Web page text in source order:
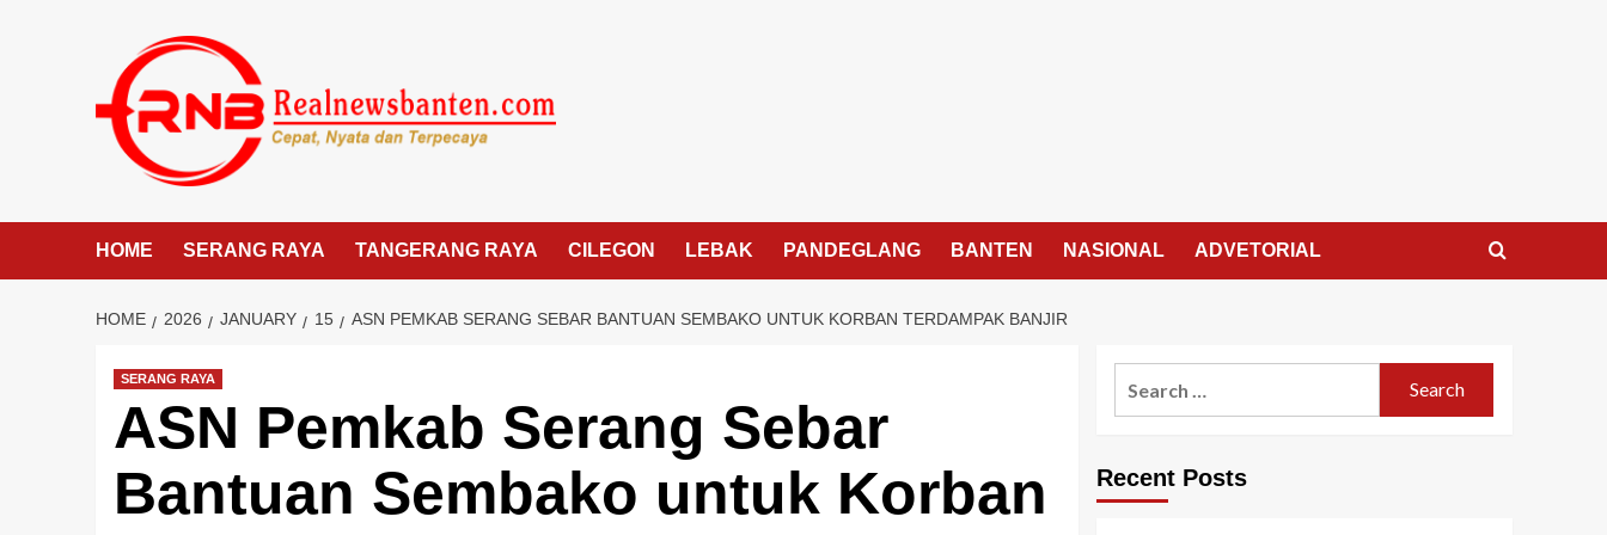
HOME SERANG RAYA TANGERANG RAYA CILEGON LEBAK PANDEGLANG BANTEN NASIONAL ADVETORIAL
HOME 2026 JANUARY 15 ASN PEMKAB SERANG SEBAR BANTUAN SEMBAKO UNTUK KORBAN TERDAMPAK BANJIR
SERANG RAYA
ASN Pemkab Serang Sebar
Bantuan Sembako untuk Korban
Recent Posts